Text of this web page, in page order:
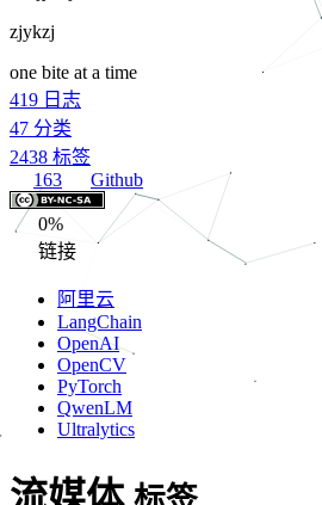
zjykzj
one bite at a time
419 日志
47 分类
2438 标签
163
Github
0%
链接
阿里云
LangChain
OpenAI
OpenCV
PyTorch
QwenLM
Ultralytics